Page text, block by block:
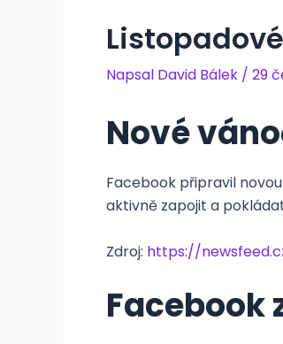
Napsal David Bálek / 29
Nové
Facebook připravil
aktivně zapojit a
Zdroj: https://